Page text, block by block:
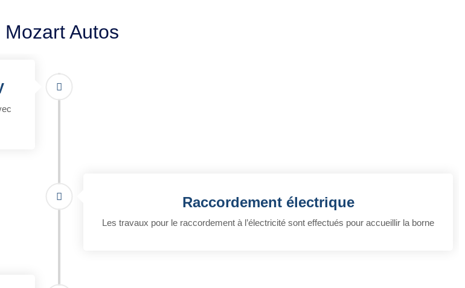
Autos
Raccordement électrique
Les travaux pour le raccordement à l’électricité sont effectués pour accueillir la borne